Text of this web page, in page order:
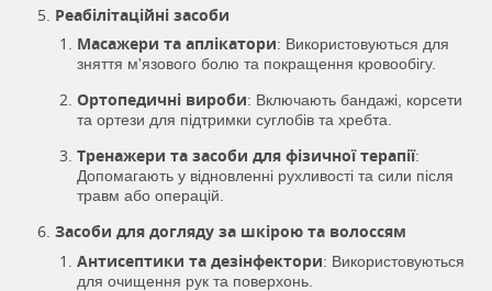
Реабілітаційні засоби
Масажери та аплікатори: Використовуються для
зняття м'язового болю та покращення кровообігу.
Ортопедичні вироби: Включають бандажі, корсети
та ортези для підтримки суглобів та хребта.
Тренажери та засоби для фізичної терапії:
Допомагають у відновленні рухливості та сили після
травм або операцій.
Засоби для догляду за шкірою та волоссям
Антисептики та дезінфектори: Використовуються
для очищення рук та поверхонь.